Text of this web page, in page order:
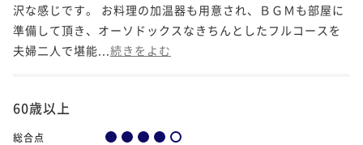
沢な感じです。 お料理の加温器も用意され、ＢＧＭも部屋に
準備して頂き、オーソドックスなきちんとしたフルコースを
夫婦二人で堪能... 続きをよむ
60歳以上
総合点